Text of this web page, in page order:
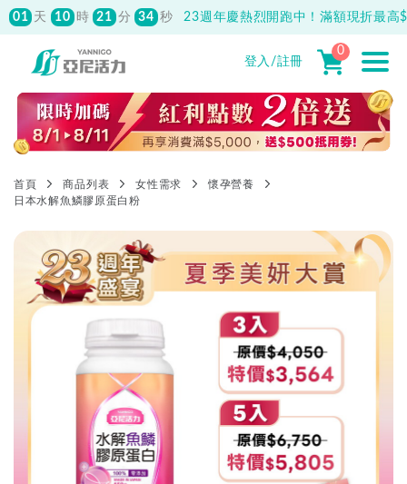
先付款滿800元免運！註冊會員最高獲 150元抵用券
登入/註冊
0
首頁 商品列表 女性需求
懷孕營養
日本水解魚鱗膠原蛋白粉